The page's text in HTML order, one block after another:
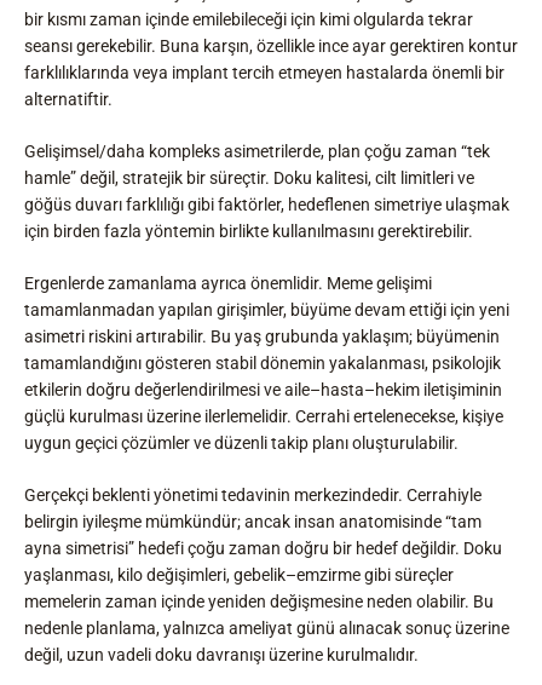
bir kısmı zaman içinde emilebileceği için kimi olgularda tekrar
seansı gerekebilir. Buna karşın, özellikle ince ayar gerektiren kontur
farklılıklarında veya implant tercih etmeyen hastalarda önemli bir
alternatiftir.
Gelişimsel/daha kompleks asimetrilerde, plan çoğu zaman “tek
hamle” değil, stratejik bir süreçtir. Doku kalitesi, cilt limitleri ve
göğüs duvarı farklılığı gibi faktörler, hedeflenen simetriye ulaşmak
için birden fazla yöntemin birlikte kullanılmasını gerektirebilir.
Ergenlerde zamanlama ayrıca önemlidir. Meme gelişimi
tamamlanmadan yapılan girişimler, büyüme devam ettiği için yeni
asimetri riskini artırabilir. Bu yaş grubunda yaklaşım; büyümenin
tamamlandığını gösteren stabil dönemin yakalanması, psikolojik
etkilerin doğru değerlendirilmesi ve aile–hasta–hekim iletişiminin
güçlü kurulması üzerine ilerlemelidir. Cerrahi ertelenecekse, kişiye
uygun geçici çözümler ve düzenli takip planı oluşturulabilir.
Gerçekçi beklenti yönetimi tedavinin merkezindedir. Cerrahiyle
belirgin iyileşme mümkündür; ancak insan anatomisinde “tam
ayna simetrisi” hedefi çoğu zaman doğru bir hedef değildir. Doku
yaşlanması, kilo değişimleri, gebelik–emzirme gibi süreçler
memelerin zaman içinde yeniden değişmesine neden olabilir. Bu
nedenle planlama, yalnızca ameliyat günü alınacak sonuç üzerine
değil, uzun vadeli doku davranışı üzerine kurulmalıdır.